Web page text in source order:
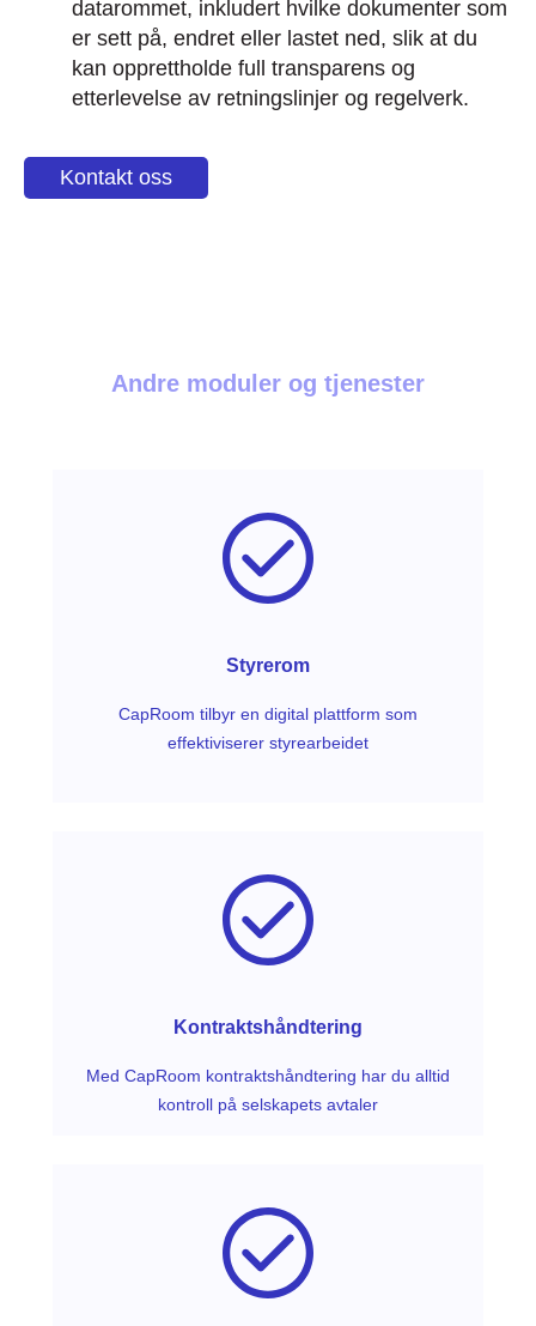
datarommet, inkludert hvilke dokumenter som
er sett på, endret eller lastet ned, slik at du
kan opprettholde full transparens og
etterlevelse av retningslinjer og regelverk.
Kontakt oss
Andre moduler og tjenester
Styrerom
CapRoom tilbyr en digital plattform som
effektiviserer styrearbeidet
Kontraktshåndtering
Med CapRoom kontraktshåndtering har du alltid
kontroll på selskapets avtaler